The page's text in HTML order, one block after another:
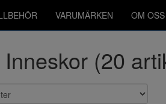
VARUMÄRKEN OM OSS
(20